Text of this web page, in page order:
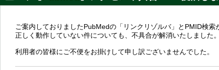
ご案内しておりましたPubMedの「リンクリゾルバ」とPMID検索
正しく動作していない件についても、不具合が解消いたしました
利用者の皆様にご不便をお掛けして申し訳ございませんでした。